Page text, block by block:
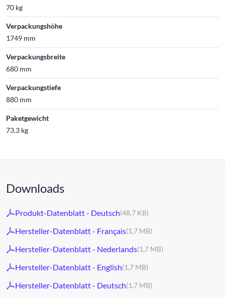
70 kg
Verpackungshöhe
1749 mm
Verpackungsbreite
680 mm
Verpackungstiefe
880 mm
Paketgewicht
73.3 kg
Downloads
Produkt-Datenblatt - Deutsch(48,7 KB)
Hersteller-Datenblatt - Français(1,7 MB)
Hersteller-Datenblatt - Nederlands(1,7 MB)
Hersteller-Datenblatt - English(1,7 MB)
Hersteller-Datenblatt - Deutsch(1,7 MB)